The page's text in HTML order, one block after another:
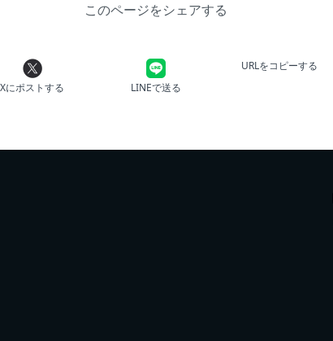
このページをシェアする
Xにポストする LINEで送る
URLをコピーする